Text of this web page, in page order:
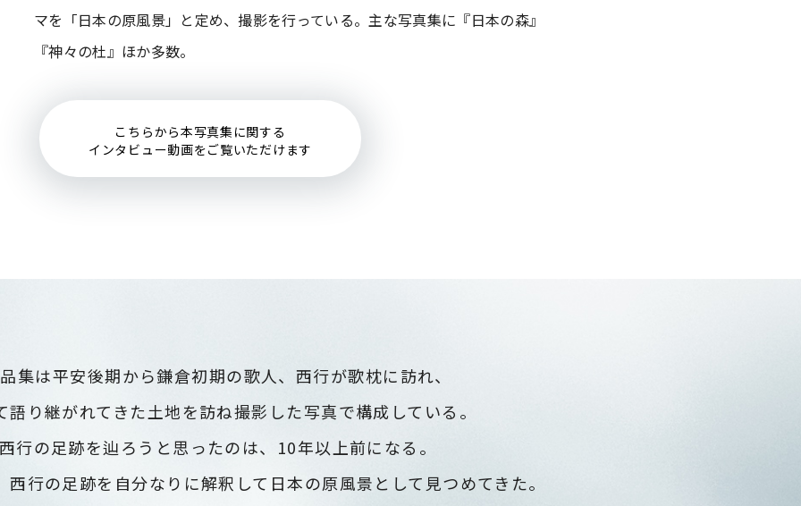
マを「日本の原風景」と定め、撮影を行っている。主な写真集に『日本の森』
『神々の杜』ほか多数。
こちらから本写真集に関する
インタビュー動画をご覧いただけます
集は平安後期から鎌倉初期の歌人、西行が歌枕に訪れ、
語り継がれてきた土地を訪ね撮影した写真で構成している。
行の足跡を辿ろうと思ったのは、 10年以上前になる。
西行の足跡を自分なりに解釈して 日本の原風景として見つめてきた。